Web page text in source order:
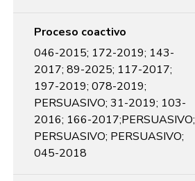
Proceso coactivo
046-2015; 172-2019; 143-
2017; 89-2025; 117-2017;
197-2019; 078-2019;
PERSUASIVO; 31-2019; 103-
2016; 166-2017;PERSUASIVO;
PERSUASIVO; PERSUASIVO;
045-2018